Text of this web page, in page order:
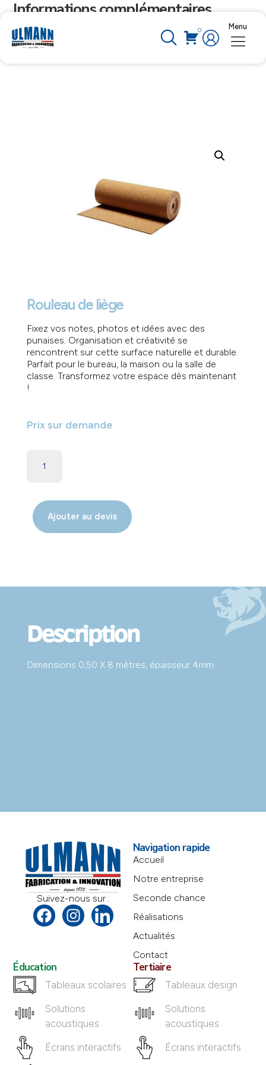
0 Menu
Informations complémentaires
Poids
Rouleau de liège
Fixez vos notes, photos et idées avec des
punaises. Organisation et créativité se
rencontrent sur cette surface naturelle et durable.
Parfait pour le bureau, la maison ou la salle de
classe. Transformez votre espace dès maintenant
!
Prix sur demande
Ajouter au devis
Description
Dimensions 0,50 X 8 mètres, épaisseur 4mm
Suivez-nous sur :
Navigation rapide
Accueil
Notre entreprise
Seconde chance
Réalisations
Actualités
Contact
Éducation
Tableaux scolaires
Solutions
acoustiques
Écrans interactifs
Tertiaire
Tableaux design
Solutions
acoustiques
Écrans interactifs